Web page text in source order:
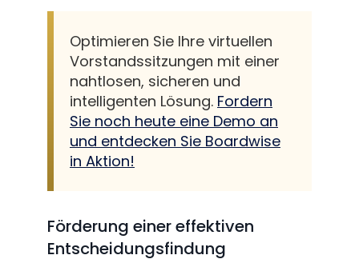
Optimieren Sie Ihre virtuellen
Vorstandssitzungen mit einer
nahtlosen, sicheren und
intelligenten Lösung. Fordern
Sie noch heute eine Demo an
und entdecken Sie Boardwise
in Aktion!
Förderung einer effektiven
Entscheidungsfindung